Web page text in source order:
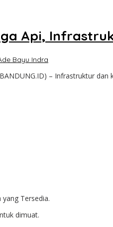
Api,
Bayu Indra
– Infrastruktur
Tersedia.
dimuat.